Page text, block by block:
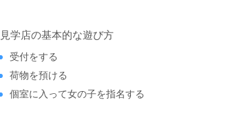
見学店の基本的な遊び方
受付をする
荷物を預ける
個室に入って女の子を指名する